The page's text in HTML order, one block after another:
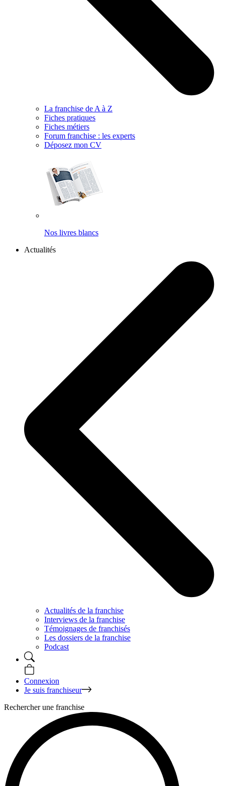
La franchise de A à Z
Fiches pratiques
Fiches métiers
Forum franchise : les experts
Déposez mon CV
Nos livres blancs
Actualités
Actualités de la franchise
Interviews de la franchise
Témoignages de franchisés
Les dossiers de la franchise
Podcast
Connexion
Je suis franchiseur
Rechercher une franchise